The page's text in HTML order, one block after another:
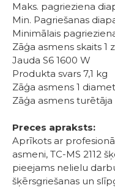
Maks. pagrieziena
Min. Pagriešanas
Minimālais
Zāģa asmens skaits 1
Jauda S6 1600 W
Produkta svars 7,1 kg
Zāģa asmens 1
Zāģa asmens
Preces apraksts:
Aprīkots ar
asmeni, TC-MS 2112
pieejams nelielu
šķērsgriešanas un